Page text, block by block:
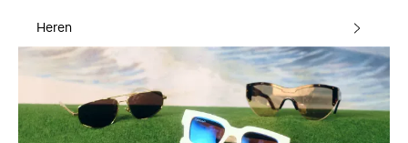
Heren